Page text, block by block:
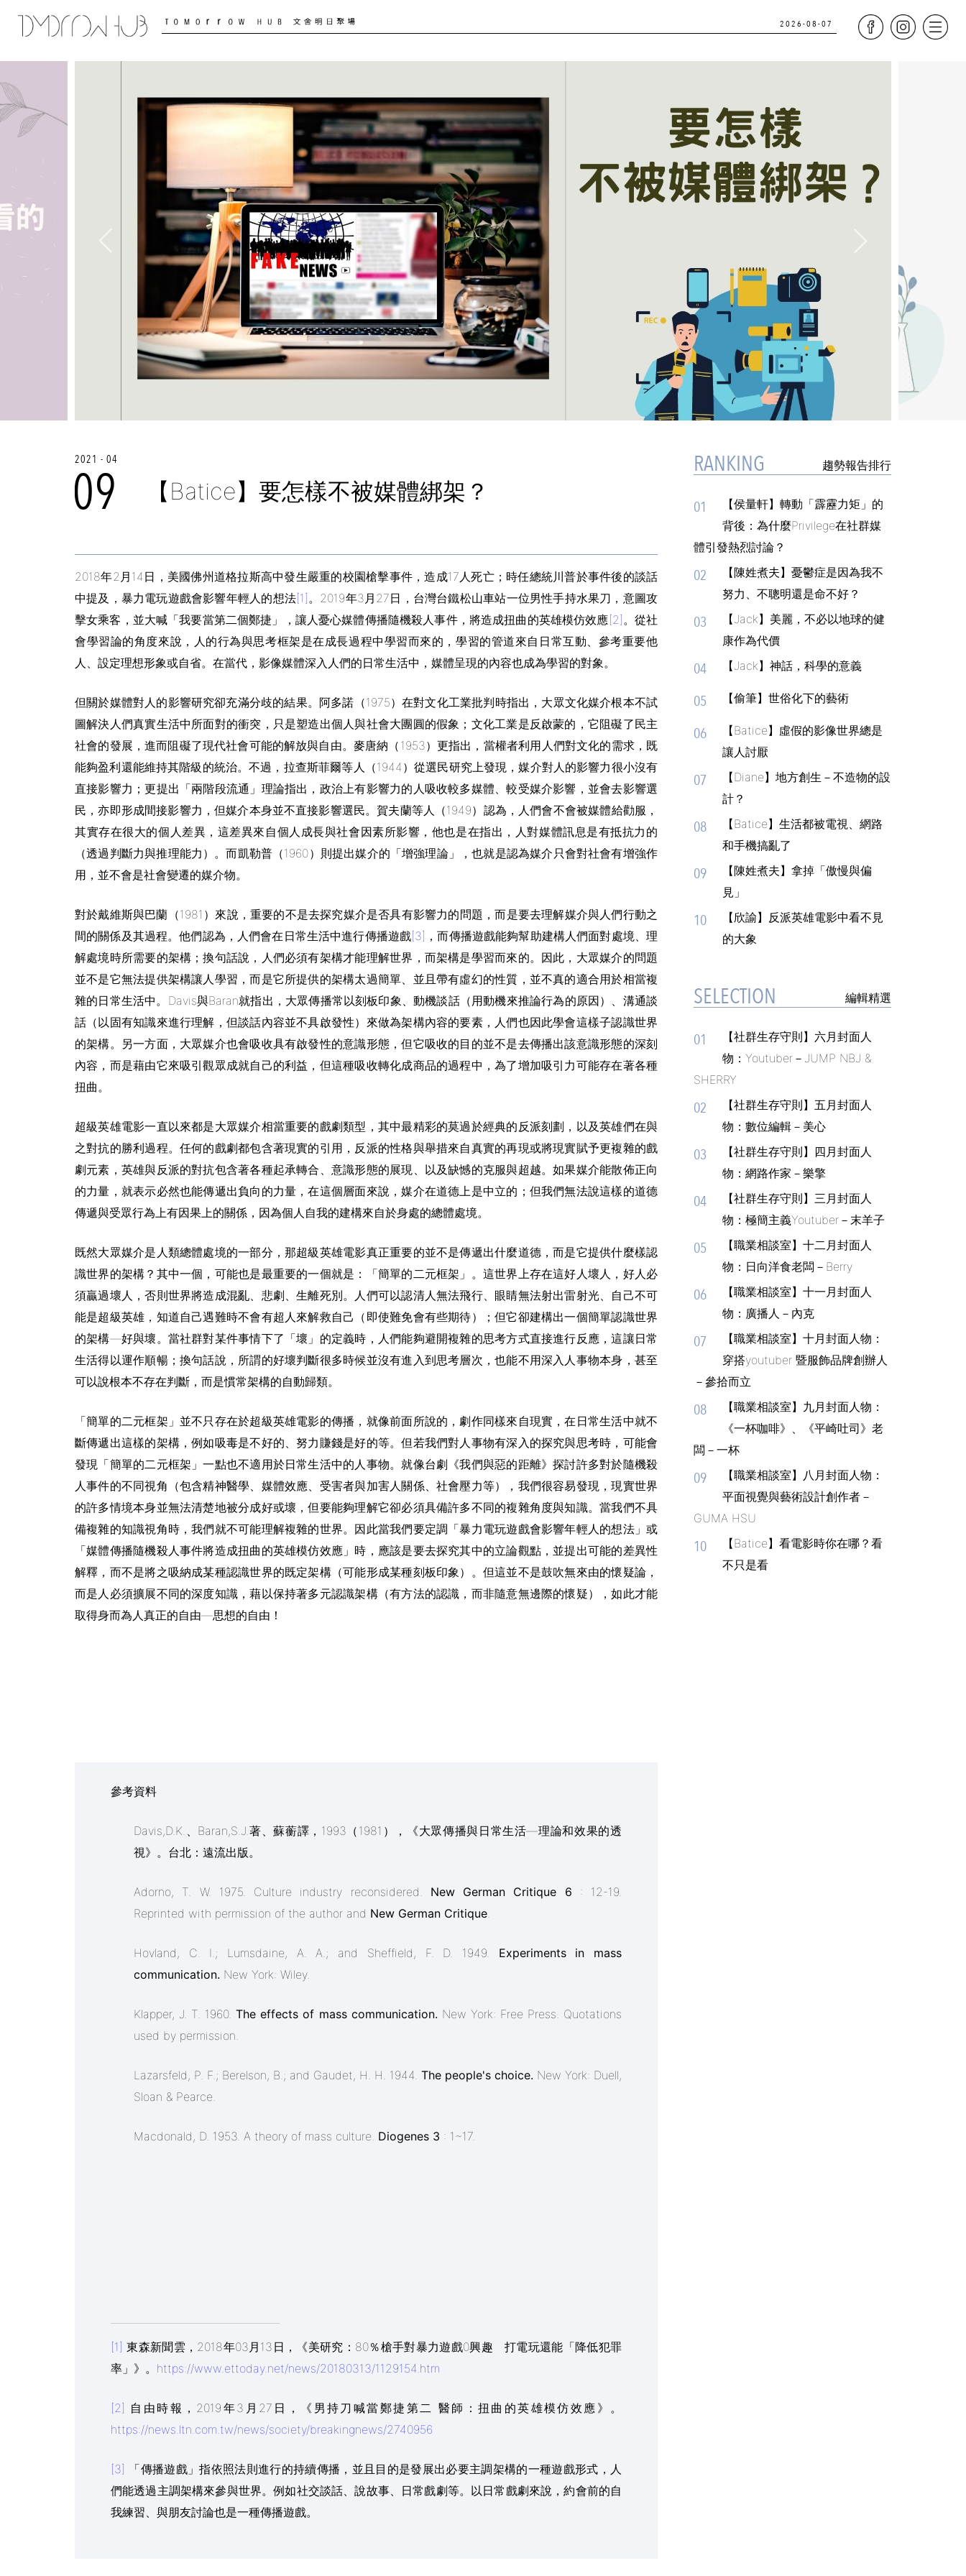
2026-08-07
2021 - 04
09 【Batice】要怎樣不被媒體綁架？
2018年2月14日，美國佛州道格拉斯高中發生嚴重的校園槍擊事件，造成17人死亡；時任總統川普於事件後的談話
中提及，暴力電玩遊戲會影響年輕人的想法[1]。2019年3月27日，台灣台鐵松山車站一位男性手持水果刀，意圖攻
擊女乘客，並大喊「我要當第二個鄭捷」，讓人憂心媒體傳播隨機殺人事件，將造成扭曲的英雄模仿效應[2]。從社
會學習論的角度來說，人的行為與思考框架是在成長過程中學習而來的，學習的管道來自日常互動、參考重要他
人、設定理想形象或自省。在當代，影像媒體深入人們的日常生活中，媒體呈現的內容也成為學習的對象。
但關於媒體對人的影響研究卻充滿分歧的結果。阿多諾（1975）在對文化工業批判時指出，大眾文化媒介根本不試
圖解決人們真實生活中所面對的衝突，只是塑造出個人與社會大團圓的假象；文化工業是反啟蒙的，它阻礙了民主
社會的發展，進而阻礙了現代社會可能的解放與自由。麥唐納（1953）更指出，當權者利用人們對文化的需求，既
能夠盈利還能維持其階級的統治。不過，拉查斯菲爾等人（1944）從選民研究上發現，媒介對人的影響力很小沒有
直接影響力；更提出「兩階段流通」理論指出，政治上有影響力的人吸收較多媒體、較受媒介影響，並會去影響選
民，亦即形成間接影響力，但媒介本身並不直接影響選民。賀夫蘭等人（1949）認為，人們會不會被媒體給勸服，
其實存在很大的個人差異，這差異來自個人成長與社會因素所影響，他也是在指出，人對媒體訊息是有抵抗力的
（透過判斷力與推理能力）。而凱勒普（1960）則提出媒介的「增強理論」，也就是認為媒介只會對社會有增強作
用，並不會是社會變遷的媒介物。
對於戴維斯與巴蘭（1981）來說，重要的不是去探究媒介是否具有影響力的問題，而是要去理解媒介與人們行動之
間的關係及其過程。他們認為，人們會在日常生活中進行傳播遊戲[3] ，而傳播遊戲能夠幫助建構人們面對處境、理
解處境時所需要的架構；換句話說，人們必須有架構才能理解世界，而架構是學習而來的。因此，大眾媒介的問題
並不是它無法提供架構讓人學習，而是它所提供的架構太過簡單、並且帶有虛幻的性質，並不真的適合用於相當複
雜的日常生活中。Davis與Baran就指出，大眾傳播常以刻板印象、動機談話（用動機來推論行為的原因）、溝通談
話（以固有知識來進行理解，但談話內容並不具啟發性）來做為架構內容的要素，人們也因此學會這樣子認識世界
的架構。另一方面，大眾媒介也會吸收具有啟發性的意識形態，但它吸收的目的並不是去傳播出該意識形態的深刻
內容，而是藉由它來吸引觀眾成就自己的利益，但這種吸收轉化成商品的過程中，為了增加吸引力可能存在著各種
扭曲。
超級英雄電影一直以來都是大眾媒介相當重要的戲劇類型，其中最精彩的莫過於經典的反派刻劃，以及英雄們在與
之對抗的勝利過程。任何的戲劇都包含著現實的引用，反派的性格與舉措來自真實的再現或將現實賦予更複雜的戲
劇元素，英雄與反派的對抗包含著各種起承轉合、意識形態的展現、以及缺憾的克服與超越。如果媒介能散佈正向
的力量，就表示必然也能傳遞出負向的力量，在這個層面來說，媒介在道德上是中立的；但我們無法說這樣的道德
傳遞與受眾行為上有因果上的關係，因為個人自我的建構來自於身處的總體處境。
既然大眾媒介是人類總體處境的一部分，那超級英雄電影真正重要的並不是傳遞出什麼道德，而是它提供什麼樣認
識世界的架構？其中一個，可能也是最重要的一個就是：「簡單的二元框架」。這世界上存在這好人壞人，好人必
須贏過壞人，否則世界將造成混亂、悲劇、生離死別。人們可以認清人無法飛行、眼睛無法射出雷射光、自己不可
能是超級英雄，知道自己遇難時不會有超人來解救自己（即使難免會有些期待）；但它卻建構出一個簡單認識世界
的架構―好與壞。當社群對某件事情下了「壞」的定義時，人們能夠避開複雜的思考方式直接進行反應，這讓日常
生活得以運作順暢；換句話說，所謂的好壞判斷很多時候並沒有進入到思考層次，也能不用深入人事物本身，甚至
可以說根本不存在判斷，而是慣常架構的自動歸類。
「簡單的二元框架」並不只存在於超級英雄電影的傳播，就像前面所說的，劇作同樣來自現實，在日常生活中就不
斷傳遞出這樣的架構，例如吸毒是不好的、努力賺錢是好的等。但若我們對人事物有深入的探究與思考時，可能會
發現「簡單的二元框架」一點也不適用於日常生活中的人事物。就像台劇《我們與惡的距離》探討許多對於隨機殺
人事件的不同視角（包含精神醫學、媒體效應、受害者與加害人關係、社會壓力等），我們很容易發現，現實世界
的許多情境本身並無法清楚地被分成好或壞，但要能夠理解它卻必須具備許多不同的複雜角度與知識。當我們不具
備複雜的知識視角時，我們就不可能理解複雜的世界。因此當我們要定調「暴力電玩遊戲會影響年輕人的想法」或
「媒體傳播隨機殺人事件將造成扭曲的英雄模仿效應」時，應該是要去探究其中的立論觀點，並提出可能的差異性
解釋，而不是將之吸納成某種認識世界的既定架構（可能形成某種刻板印象）。但這並不是鼓吹無來由的懷疑論，
而是人必須擴展不同的深度知識，藉以保持著多元認識架構（有方法的認識，而非隨意無邊際的懷疑），如此才能
取得身而為人真正的自由―思想的自由！
參考資料
Davis,D.K.、Baran,S.J.著、蘇蘅譯，1993（1981），《大眾傳播與日常生活―理論和效果的透
視》。台北：遠流出版。
Adorno, T. W. 1975. Culture industry reconsidered. New German Critique 6 : 12-19.
Reprinted with permission of the author and New German Critique.
Hovland, C. I.; Lumsdaine, A. A.; and Sheffield, F. D. 1949. Experiments in mass
communication. New York: Wiley.
Klapper, J. T. 1960.The effects of mass communication. New York: Free Press. Quotations
used by permission.
Lazarsfeld, P. F.; Berelson, B.; and Gaudet, H. H. 1944. The people's choice. New York: Duell,
Sloan & Pearce.
Macdonald, D. 1953. A theory of mass culture. Diogenes 3 : 1~17.
[1] 東森新聞雲，2018年03月13日，《美研究：80％槍手對暴力遊戲0興趣 打電玩還能「降低犯罪
率」》。 https://www.ettoday.net/news/20180313/1129154.htm
[2] 自由時報，2019年3月27日，《男持刀喊當鄭捷第二 醫師：扭曲的英雄模仿效應》。
https://news.ltn.com.tw/news/society/breakingnews/2740956
[3] 「傳播遊戲」指依照法則進行的持續傳播，並且目的是發展出必要主調架構的一種遊戲形式，人
們能透過主調架構來參與世界。例如社交談話、說故事、日常戲劇等。以日常戲劇來說，約會前的自
我練習、與朋友討論也是一種傳播遊戲。
RANKING 趨勢報告排行
01
【侯量軒】轉動「霹靂力矩」的
背後：為什麼Privilege在社群媒
體引發熱烈討論？
02
【陳姓煮夫】憂鬱症是因為我不
努力、不聰明還是命不好？
03
【Jack】美麗，不必以地球的健
康作為代價
04 【Jack】神話，科學的意義
05 【偷筆】世俗化下的藝術
06
【Batice】虛假的影像世界總是
讓人討厭
07
【Diane】地方創生－不造物的設
計？
08
【Batice】生活都被電視、網路
和手機搞亂了
09
【陳姓煮夫】拿掉「傲慢與偏
見」
10
【欣諭】反派英雄電影中看不見
的大象
SELECTION 編輯精選
01
【社群生存守則】六月封面人
物：Youtuber－JUMP NBJ &
SHERRY
02
【社群生存守則】五月封面人
物：數位編輯－美心
03
【社群生存守則】四月封面人
物：網路作家－樂擎
04
【社群生存守則】三月封面人
物：極簡主義Youtuber－末羊子
05
【職業相談室】十二月封面人
物：日向洋食老闆－Berry
06
【職業相談室】十一月封面人
物：廣播人－內克
07
【職業相談室】十月封面人物：
穿搭youtuber 暨服飾品牌創辦人
－參拾而立
08
【職業相談室】九月封面人物：
《一杯咖啡》、《平崎吐司》老
闆－一杯
09
【職業相談室】八月封面人物：
平面視覺與藝術設計創作者－
GUMA HSU
10
【Batice】看電影時你在哪？看
不只是看